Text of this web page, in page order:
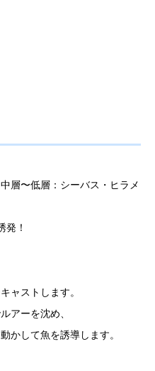
〜低層：シーバス・ヒラメ
発！
ャストします。
アーを沈め、
かして魚を誘導します。